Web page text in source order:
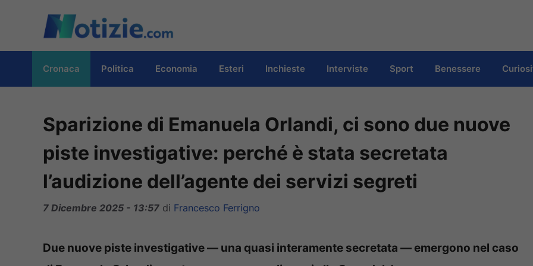
contenuto
Cronaca Politica Economia Esteri Inchieste Interviste Sport Benessere
Sparizione di Emanuela Orlandi, ci sono due nuove
piste investigative: perché è stata secretata
l’audizione dell’agente dei servizi segreti
7 Dicembre 2025 - 13:57 di Francesco Ferrigno
Due nuove piste investigative — una quasi interamente secretata — emergono nel caso